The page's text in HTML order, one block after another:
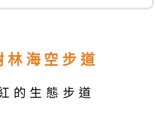
林海空步道
的生態步道